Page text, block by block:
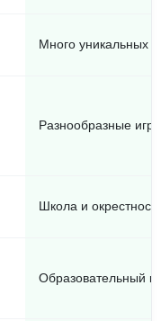
Много уникальных
Разнообразные
Школа и
Образовательный